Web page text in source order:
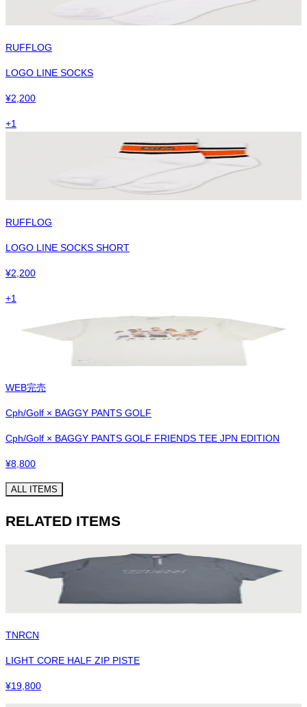
RUFFLOG
LOGO LINE SOCKS
¥2,200
+1
RUFFLOG
LOGO LINE SOCKS SHORT
¥2,200
+1
WEB完売
Cph/Golf × BAGGY PANTS GOLF
Cph/Golf × BAGGY PANTS GOLF FRIENDS TEE JPN EDITION
¥8,800
ALL ITEMS
RELATED ITEMS
TNRCN
LIGHT CORE HALF ZIP PISTE
¥19,800